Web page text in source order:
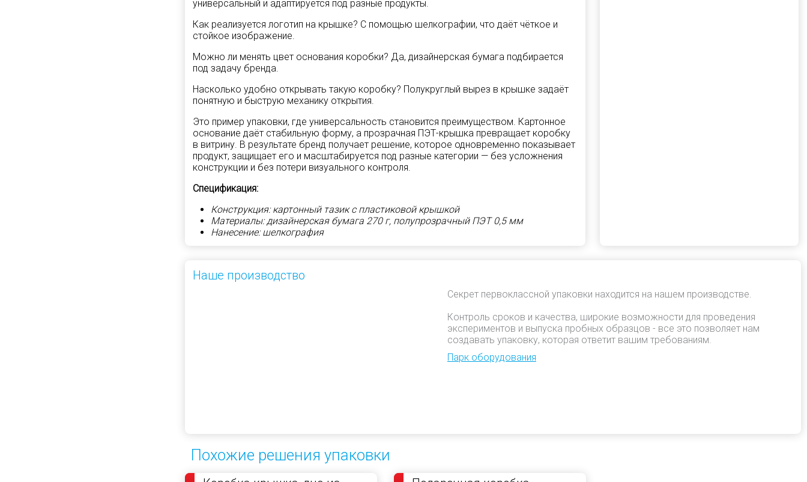
универсальный и адаптируется под разные продукты.
Как реализуется логотип на крышке? С помощью шелкографии, что даёт чёткое и
стойкое изображение.
Можно ли менять цвет основания коробки? Да, дизайнерская бумага подбирается
под задачу бренда.
Насколько удобно открывать такую коробку? Полукруглый вырез в крышке задаёт
понятную и быструю механику открытия.
Это пример упаковки, где универсальность становится преимуществом. Картонное
основание даёт стабильную форму, а прозрачная ПЭТ-крышка превращает коробку
в витрину. В результате бренд получает решение, которое одновременно показывает
продукт, защищает его и масштабируется под разные категории — без усложнения
конструкции и без потери визуального контроля.
Спецификация:
Конструкция: картонный тазик с пластиковой крышкой
Материалы: дизайнерская бумага 270 г, полупрозрачный ПЭТ 0,5 мм
Нанесение: шелкография
Наше производство
Секрет первоклассной упаковки находится на нашем производстве.
Контроль сроков и качества, широкие возможности для проведения
экспериментов и выпуска пробных образцов - все это позволяет нам
создавать упаковку, которая ответит вашим требованиям.
Парк оборудования
Похожие решения упаковки